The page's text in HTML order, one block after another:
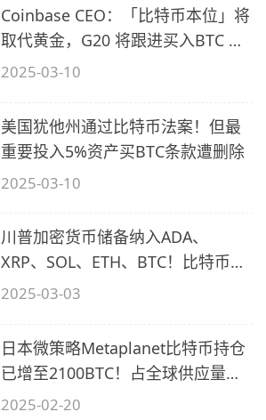
Coinbase CEO：「比特币本位」将
取代黄金，G20 将跟进买入BTC 储
备
2025-03-10
美国犹他州通过比特币法案！但最
重要投入5%资产买BTC条款遭删除
2025-03-10
川普加密货币储备纳入ADA、
XRP、SOL、ETH、BTC！比特币市
占跌破50%
2025-03-03
日本微策略Metaplanet比特币持仓
已增至2100BTC！占全球供应量的
0.01%
2025-02-20